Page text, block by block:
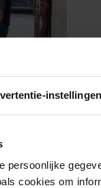
instellingen
persoonlijke
cookies om